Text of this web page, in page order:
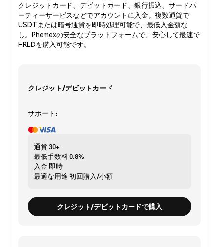
クレジットカード、デビットカード、銀行振込、サードパ
ーティーサービスなどでアカウントに入金。複数通貨で
USDTまたは暗号通貨を即時処理可能で、最低入金額な
し。Phemexの安全なプラットフォームで、安心して最速で
HRLDを購入可能です。
クレジット/デビットカード
サポート:
通貨30+
最低手数料0.8%
入金 即時
最適な用途 初回購入/小額
クレジット/デビットカードで購入